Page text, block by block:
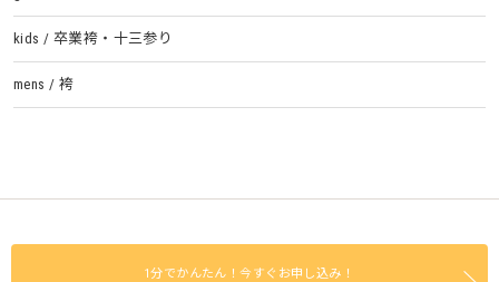
kids / 卒業袴・十三参り
mens / 袴
1分でかんたん！今すぐお申し込み！